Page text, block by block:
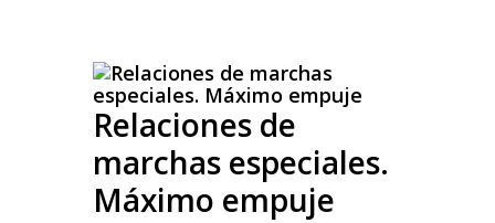
Relaciones de
marchas especiales.
Máximo empuje